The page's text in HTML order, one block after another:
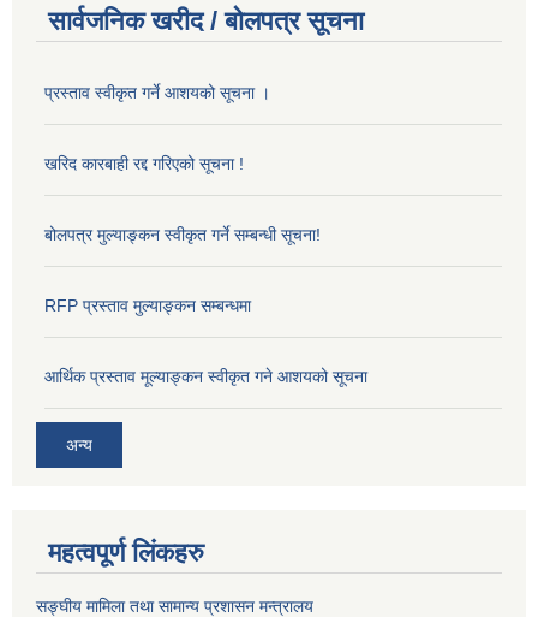
सार्वजनिक खरीद / बोलपत्र सूचना
प्रस्ताव स्वीकृत गर्ने आशयको सूचना ।
खरिद कारबाही रद्द गरिएको सूचना !
बोलपत्र मुल्याङ्कन स्वीकृत गर्ने सम्बन्धी सूचना!
RFP प्रस्ताव मुल्याङ्कन सम्बन्धमा
आर्थिक प्रस्ताव मूल्याङ्कन स्वीकृत गने आशयको सूचना
अन्य
महत्वपूर्ण लिंकहरु
सङ्‍घीय मामिला तथा सामान्य प्रशासन मन्त्रालय